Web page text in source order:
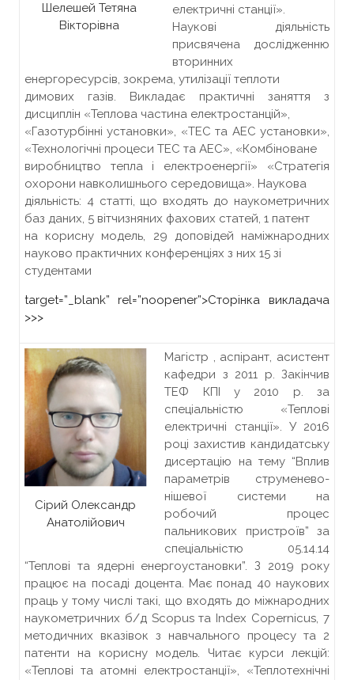
Шелешей Тетяна
Вікторівна
електричні станції».
Наукові діяльність
присвячена дослідженню
вторинних
енергоресурсів, зокрема, утилізації теплоти
димових газів. Викладає практичні заняття з
дисциплін «Теплова частина електростанцій»,
«Газотурбінні установки», «ТЕС та АЕС установки»,
«Технологічні процеси ТЕС та АЕС», «Комбіноване
виробництво тепла і електроенергії» «Стратегія
охорони навколишнього середовища». Наукова
діяльність: 4 статті, що входять до наукометричних
баз даних, 5 вітчизняних фахових статей, 1 патент
на корисну модель, 29 доповідей наміжнародних
науково практичних конференціях з них 15 зі
студентами
target=”_blank” rel=”noopener”>Сторінка викладача
>>>
Сірий Олександр
Анатолійович
Магістр , аспірант, асистент
кафедри з 2011 р. Закінчив
ТЕФ КПІ у 2010 р. за
спеціальністю «Теплові
електричні станції». У 2016
році захистив кандидатську
дисертацію на тему “Вплив
параметрів струменево-
нішевої системи на
робочий процес
пальникових пристроїв” за
спеціальністю 05.14.14
“Теплові та ядерні енергоустановки”. З 2019 року
працює на посаді доцента. Має понад 40 наукових
праць у тому числі такі, що входять до міжнародних
наукометричних б/д Scopus та Index Copernicus, 7
методичних вказівок з навчального процесу та 2
патенти на корисну модель. Читає курси лекцій:
«Теплові та атомні електростанції», «Теплотехнічні